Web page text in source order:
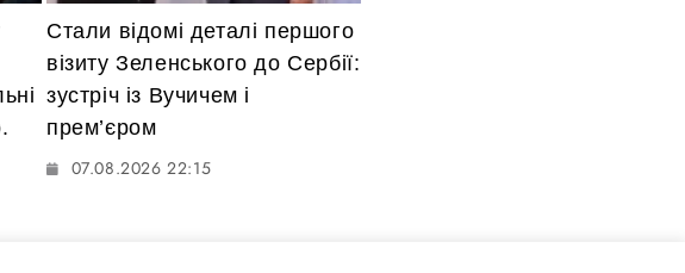
Стали відомі деталі першого
візиту Зеленського до Сербії:
зустріч із Вучичем і
прем’єром
07.08.2026 22:15